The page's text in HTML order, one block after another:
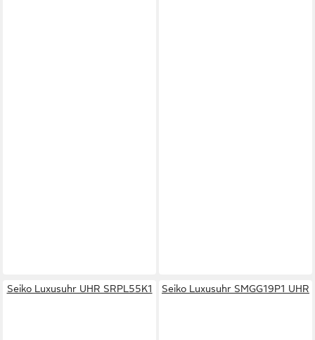
Seiko Luxusuhr UHR SRPL55K1 Seiko Luxusuhr SMGG19P1 UHR